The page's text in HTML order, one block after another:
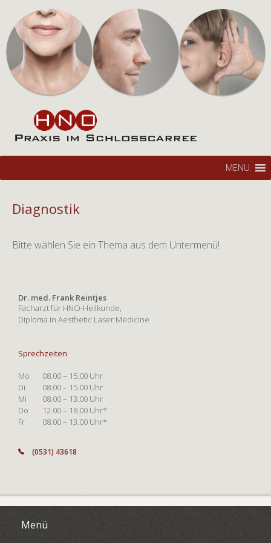
HNO im Schlosscarree
Braunschweig
Hals-Nasen-Ohren Praxis
Inhalt
MENU
Diagnostik
Bitte wählen Sie ein Thema aus dem Untermenü!
Dr. med. Frank Reintjes
Facharzt für HNO-Heilkunde,
Diploma in Aesthetic Laser Medicine
Sprechzeiten
Mo
08.00 – 15.00 Uhr
Di
08.00 – 15.00 Uhr
Mi
08.00 – 13.00 Uhr
Do
12.00 – 18.00 Uhr*
Fr
08.00 – 13.00 Uhr*
(0531) 43618
Menü